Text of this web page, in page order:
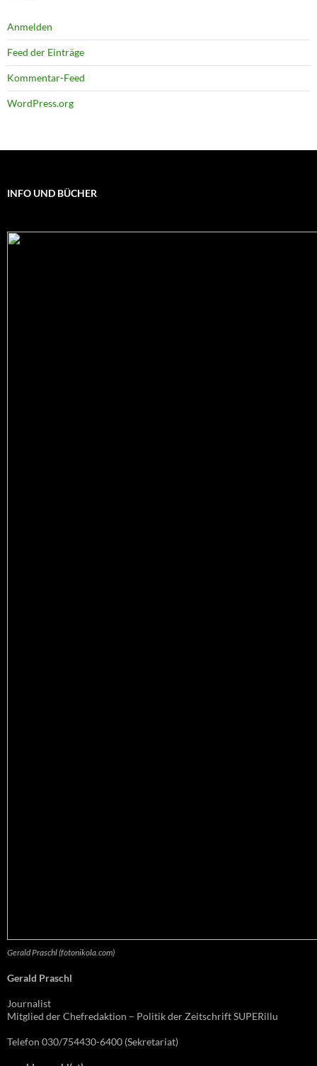
Anmelden
Feed der Einträge
Kommentar-Feed
WordPress.org
INFO UND BÜCHER
Gerald Praschl (fotonikola.com)
Gerald Praschl
Journalist
Mitglied der Chefredaktion – Politik der Zeitschrift SUPERillu
Telefon 030/754430-6400 (Sekretariat)